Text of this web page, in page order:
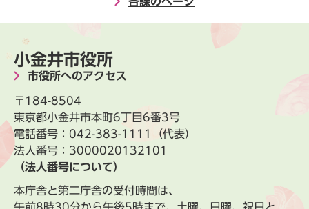
小金井市役所
市役所へのアクセス
〒184-8504
東京都小金井市本町6丁目6番3号
電話番号： 042-383-1111
（代表）
法人番号：3000020132101
（法人番号について）
本庁舎と第二庁舎の受付時間は、
午前8時30分から午後5時まで、土曜、日曜、祝日と